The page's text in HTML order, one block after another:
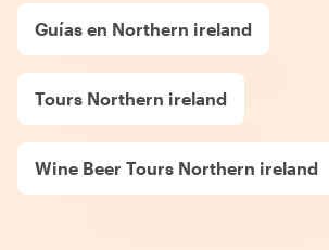
Guías en Northern ireland
Tours Northern ireland
Wine Beer Tours Northern ireland